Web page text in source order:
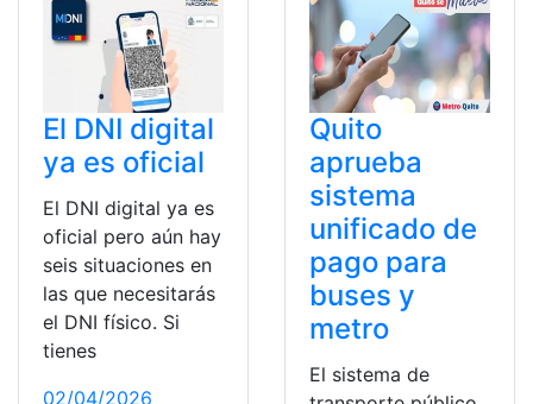
El DNI digital
ya es oficial
El DNI digital ya es
oficial pero aún hay
seis situaciones en
las que necesitarás
el DNI físico. Si
tienes
02/04/2026
Quito
aprueba
sistema
unificado de
pago para
buses y
metro
El sistema de